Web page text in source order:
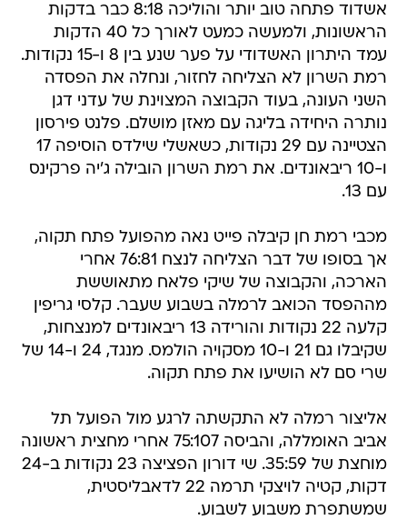
אשדוד פתחה טוב יותר והוליכה 8:18 כבר בדקות
הראשונות, ולמעשה כמעט לאורך כל 40 הדקות
עמד היתרון האשדודי על פער שנע בין 8 ו-15 נקודות.
רמת השרון לא הצליחה לחזור, ונחלה את הפסדה
השני העונה, בעוד הקבוצה המצוינת של עדני דגן
נותרה היחידה בליגה עם מאזן מושלם. פלנט פירסון
הצטיינה עם 29 נקודות, כשאשלי שילדס הוסיפה 17
ו-10 ריבאונדים. את רמת השרון הובילה ג'יה פרקינס
עם 13.
מכבי רמת חן קיבלה פייט נאה מהפועל פתח תקוה,
אך בסופו של דבר הצליחה לנצח 76:81 אחרי
הארכה, והקבוצה של שיקי פלאח מתאוששת
מההפסד הכואב לרמלה בשבוע שעבר. קלסי גריפין
קלעה 22 נקודות והורידה 13 ריבאונדים למנצחות,
שקיבלו גם 21 ו-10 מסקויה הולמס. מנגד, 24 ו-14 של
שרי סם לא הושיעו את פתח תקוה.
אליצור רמלה לא התקשתה לרגע מול הפועל תל
אביב האומללה, והביסה 75:107 אחרי מחצית ראשונה
מוחצת של 35:59. שי דורון הפציצה 23 נקודות ב-24
דקות, קטיה לויצקי תרמה 22 לדאבליסטית,
שמשתפרת משבוע לשבוע.